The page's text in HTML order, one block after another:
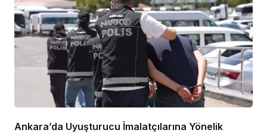
Ankara’da Uyuşturucu İmalatçılarına Yönelik